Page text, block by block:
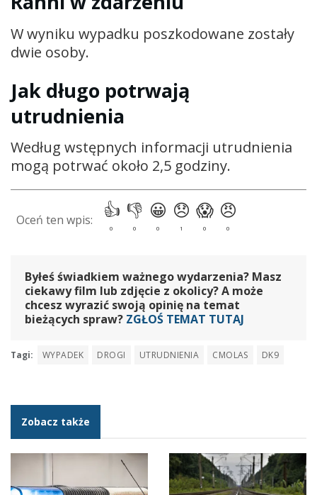
W wyniku wypadku poszkodowane zostały
dwie osoby.
Jak długo potrwają
utrudnienia
Według wstępnych informacji utrudnienia
mogą potrwać około 2,5 godziny.
Byłeś świadkiem ważnego wydarzenia? Masz
ciekawy film lub zdjęcie z okolicy? A może
chcesz wyrazić swoją opinię na temat
bieżących spraw? ZGŁOŚ TEMAT TUTAJ
Tagi: WYPADEK DROGI UTRUDNIENIA CMOLAS DK9
Zobacz także